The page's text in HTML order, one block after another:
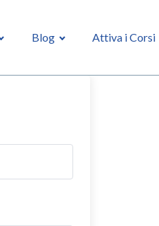
Blog Attiva i Corsi